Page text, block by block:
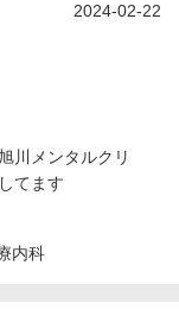
2024-02-22
川メンタルクリ
てます
内科